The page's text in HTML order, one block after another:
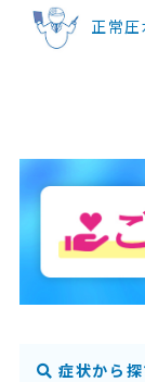
正常
症状から探